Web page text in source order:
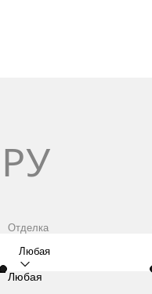
Отделка
Любая
Любая